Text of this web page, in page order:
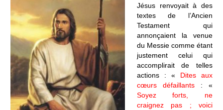
Jésus renvoyait à des
textes de l’Ancien
Testament qui
annonçaient la venue
du Messie comme étant
justement celui qui
accomplirait de telles
actions : « Dites aux
cœurs défaillants: «
Soyez forts, ne
craignez pas ; voici